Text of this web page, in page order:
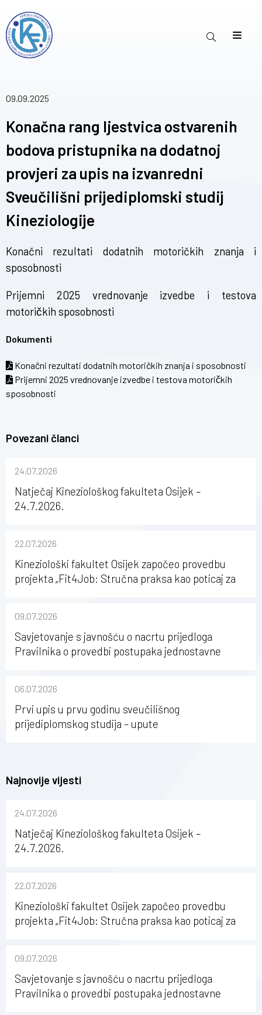
09.09.2025
Konačna rang ljestvica ostvarenih
bodova pristupnika na dodatnoj
provjeri za upis na izvanredni
Sveučilišni prijediplomski studij
Kineziologije
Konačni rezultati dodatnih motoričkih znanja i
sposobnosti
Prijemni 2025 vrednovanje izvedbe i testova
motoričkih sposobnosti
Dokumenti
Konačni rezultati dodatnih motoričkih znanja i sposobnosti
Prijemni 2025 vrednovanje izvedbe i testova motoričkih
sposobnosti
Povezani članci
24.07.2026
Natječaj Kineziološkog fakulteta Osijek –
24.7.2026.
22.07.2026
Kineziološki fakultet Osijek započeo provedbu
projekta „Fit4Job: Stručna praksa kao poticaj za
09.07.2026
Savjetovanje s javnošću o nacrtu prijedloga
Pravilnika o provedbi postupaka jednostavne
Osijeku
06.07.2026
Prvi upis u prvu godinu sveučilišnog
prijediplomskog studija – upute
Najnovije vijesti
24.07.2026
Natječaj Kineziološkog fakulteta Osijek –
24.7.2026.
22.07.2026
Kineziološki fakultet Osijek započeo provedbu
projekta „Fit4Job: Stručna praksa kao poticaj za
09.07.2026
Savjetovanje s javnošću o nacrtu prijedloga
Pravilnika o provedbi postupaka jednostavne